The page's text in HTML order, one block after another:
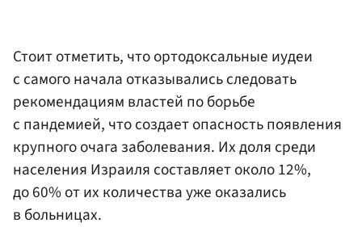
Стоит отметить, что ортодоксальные иудеи
с самого начала отказывались следовать
рекомендациям властей по борьбе
с пандемией, что создает опасность появления
крупного очага заболевания. Их доля среди
населения Израиля составляет около 12%,
до 60% от их количества уже оказались
в больницах.